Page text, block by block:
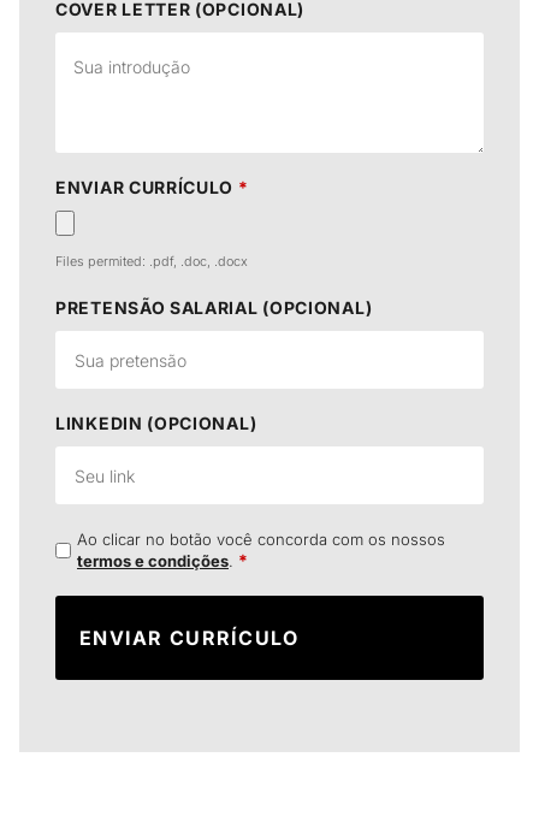
COVER LETTER (OPCIONAL)
ENVIAR CURRÍCULO *
Files permited: .pdf, .doc, .docx
PRETENSÃO SALARIAL (OPCIONAL)
LINKEDIN (OPCIONAL)
Ao clicar no botão você concorda com os nossos
termos e condições. *